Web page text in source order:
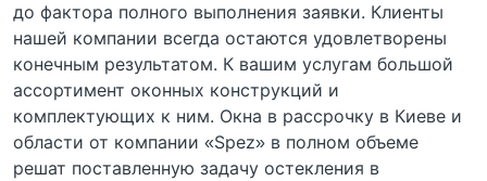
до фактора полного выполнения заявки. Клиенты
нашей компании всегда остаются удовлетворены
конечным результатом. К вашим услугам большой
ассортимент оконных конструкций и
комплектующих к ним. Окна в рассрочку в Киеве и
области от компании «Spez» в полном объеме
решат поставленную задачу остекления в